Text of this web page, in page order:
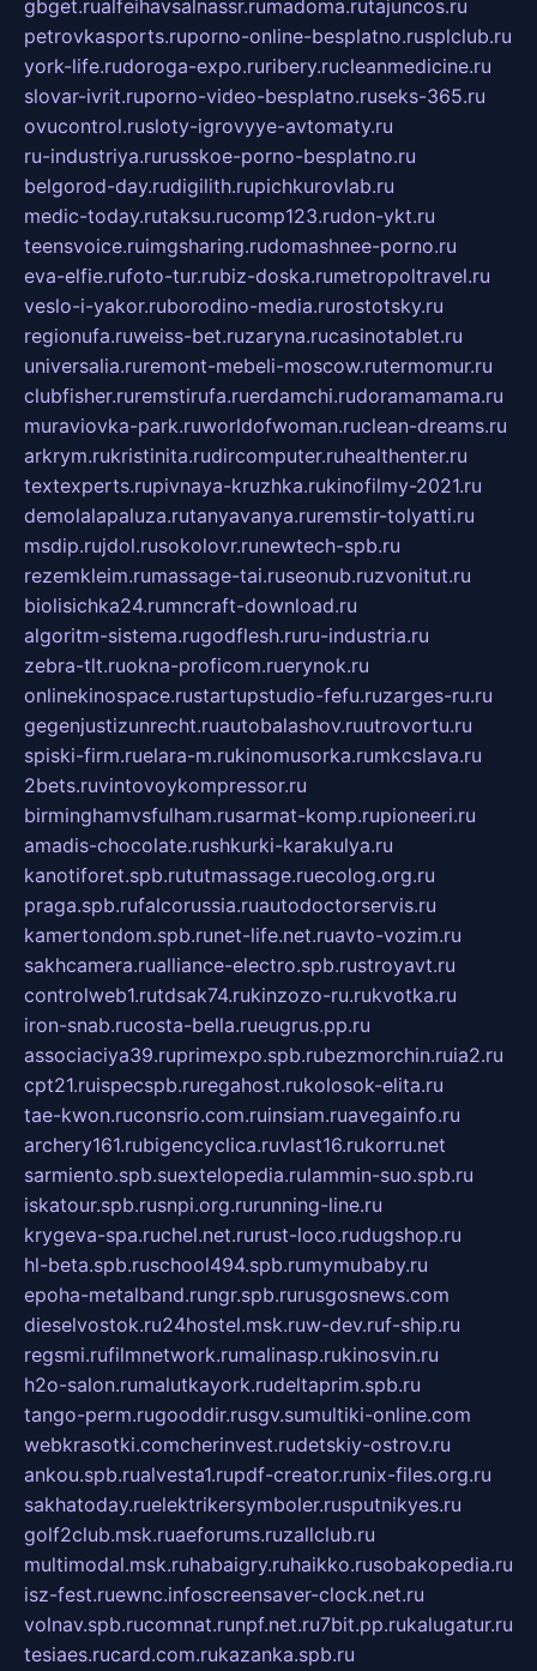
gbget.rualfeihavsalnassr.rumadoma.rutajuncos.ru
petrovkasports.ruporno-online-besplatno.rusplclub.ru
york-life.rudoroga-expo.ruribery.rucleanmedicine.ru
slovar-ivrit.ruporno-video-besplatno.ruseks-365.ru
ovucontrol.rusloty-igrovyye-avtomaty.ru
ru-industriya.rurusskoe-porno-besplatno.ru
belgorod-day.rudigilith.rupichkurovlab.ru
medic-today.rutaksu.rucomp123.rudon-ykt.ru
teensvoice.ruimgsharing.rudomashnee-porno.ru
eva-elfie.rufoto-tur.rubiz-doska.rumetropoltravel.ru
veslo-i-yakor.ruborodino-media.rurostotsky.ru
regionufa.ruweiss-bet.ruzaryna.rucasinotablet.ru
universalia.ruremont-mebeli-moscow.rutermomur.ru
clubfisher.ruremstirufa.ruerdamchi.rudoramamama.ru
muraviovka-park.ruworldofwoman.ruclean-dreams.ru
arkrym.rukristinita.rudircomputer.ruhealthenter.ru
textexperts.rupivnaya-kruzhka.rukinofilmy-2021.ru
demolalapaluza.rutanyavanya.ruremstir-tolyatti.ru
msdip.rujdol.rusokolovr.runewtech-spb.ru
rezemkleim.rumassage-tai.ruseonub.ruzvonitut.ru
biolisichka24.rumncraft-download.ru
algoritm-sistema.rugodflesh.ruru-industria.ru
zebra-tlt.ruokna-proficom.ruerynok.ru
onlinekinospace.rustartupstudio-fefu.ruzarges-ru.ru
gegenjustizunrecht.ruautobalashov.ruutrovortu.ru
spiski-firm.ruelara-m.rukinomusorka.rumkcslava.ru
2bets.ruvintovoykompressor.ru
birminghamvsfulham.rusarmat-komp.rupioneeri.ru
amadis-chocolate.rushkurki-karakulya.ru
kanotiforet.spb.rututmassage.ruecolog.org.ru
praga.spb.rufalcorussia.ruautodoctorservis.ru
kamertondom.spb.runet-life.net.ruavto-vozim.ru
sakhcamera.rualliance-electro.spb.rustroyavt.ru
controlweb1.rutdsak74.rukinzozo-ru.rukvotka.ru
iron-snab.rucosta-bella.rueugrus.pp.ru
associaciya39.ruprimexpo.spb.rubezmorchin.ruia2.ru
cpt21.ruispecspb.ruregahost.rukolosok-elita.ru
tae-kwon.ruconsrio.com.ruinsiam.ruavegainfo.ru
archery161.rubigencyclica.ruvlast16.rukorru.net
sarmiento.spb.suextelopedia.rulammin-suo.spb.ru
iskatour.spb.rusnpi.org.rurunning-line.ru
krygeva-spa.ruchel.net.rurust-loco.rudugshop.ru
hl-beta.spb.ruschool494.spb.rumymubaby.ru
epoha-metalband.rungr.spb.rurusgosnews.com
dieselvostok.ru24hostel.msk.ruw-dev.ruf-ship.ru
regsmi.rufilmnetwork.rumalinasp.rukinosvin.ru
h2o-salon.rumalutkayork.rudeltaprim.spb.ru
tango-perm.rugooddir.rusgv.sumultiki-online.com
webkrasotki.comcherinvest.rudetskiy-ostrov.ru
ankou.spb.rualvesta1.rupdf-creator.runix-files.org.ru
sakhatoday.ruelektrikersymboler.rusputnikyes.ru
golf2club.msk.ruaeforums.ruzallclub.ru
multimodal.msk.ruhabaigry.ruhaikko.rusobakopedia.ru
isz-fest.ruewnc.infoscreensaver-clock.net.ru
volnav.spb.rucomnat.runpf.net.ru7bit.pp.rukalugatur.ru
tesiaes.rucard.com.rukazanka.spb.ru